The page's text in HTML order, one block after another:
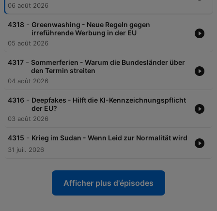
06 août 2026
4318 - Greenwashing - Neue Regeln gegen
irreführende Werbung in der EU
05 août 2026
4317 - Sommerferien - Warum die Bundesländer über
den Termin streiten
04 août 2026
4316 - Deepfakes - Hilft die KI-Kennzeichnungspflicht
der EU?
03 août 2026
4315 - Krieg im Sudan - Wenn Leid zur Normalität wird
31 juil. 2026
Afficher plus d'épisodes